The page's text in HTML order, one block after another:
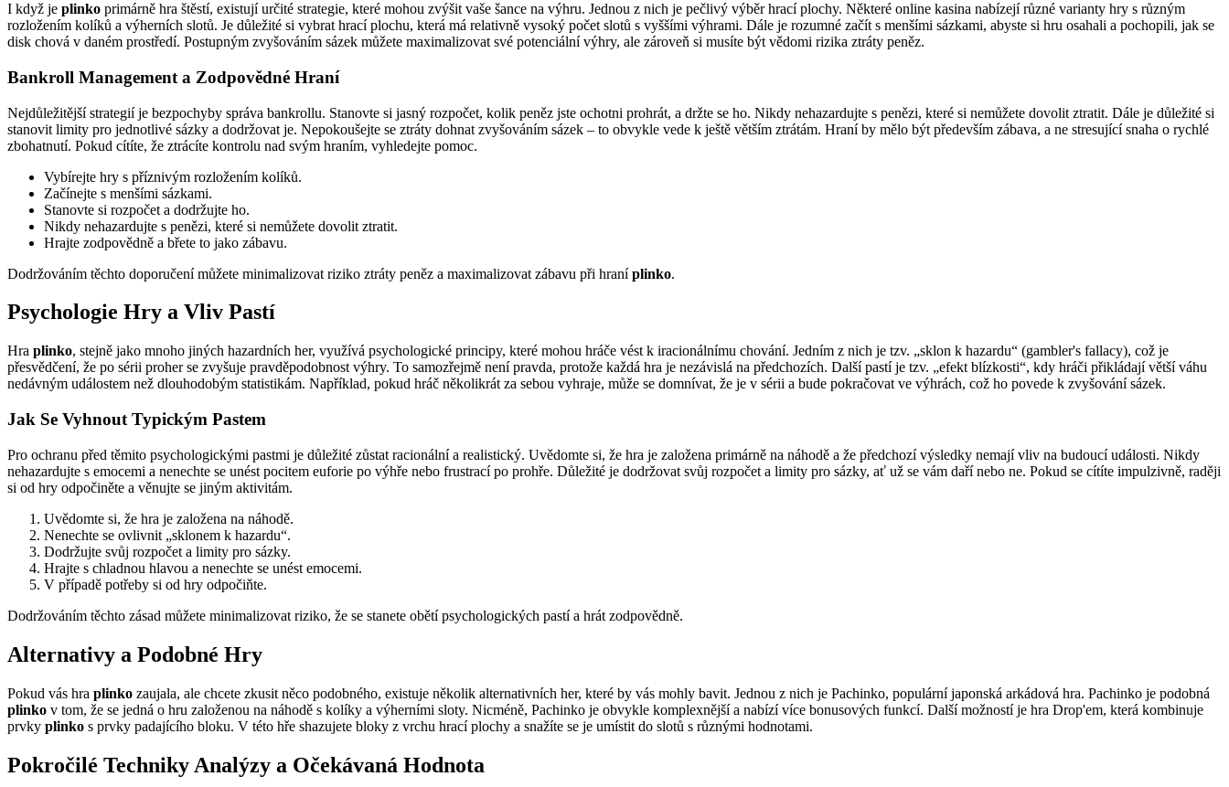
I když je plinko primárně hra štěstí, existují určité strategie, které mohou zvýšit vaše šance na výhru. Jednou z nich je pečlivý výběr hrací plochy. Některé online kasina nabízejí různé varianty hry s různým
rozložením kolíků a výherních slotů. Je důležité si vybrat hrací plochu, která má relativně vysoký počet slotů s vyššími výhrami. Dále je rozumné začít s menšími sázkami, abyste si hru osahali a pochopili, jak se
disk chová v daném prostředí. Postupným zvyšováním sázek můžete maximalizovat své potenciální výhry, ale zároveň si musíte být vědomi rizika ztráty peněz.
Bankroll Management a Zodpovědné Hraní
Nejdůležitější strategií je bezpochyby správa bankrollu. Stanovte si jasný rozpočet, kolik peněz jste ochotni prohrát, a držte se ho. Nikdy nehazardujte s penězi, které si nemůžete dovolit ztratit. Dále je důležité si
stanovit limity pro jednotlivé sázky a dodržovat je. Nepokoušejte se ztráty dohnat zvyšováním sázek – to obvykle vede k ještě větším ztrátám. Hraní by mělo být především zábava, a ne stresující snaha o rychlé
zbohatnutí. Pokud cítíte, že ztrácíte kontrolu nad svým hraním, vyhledejte pomoc.
Vybírejte hry s příznivým rozložením kolíků.
Začínejte s menšími sázkami.
Stanovte si rozpočet a dodržujte ho.
Nikdy nehazardujte s penězi, které si nemůžete dovolit ztratit.
Hrajte zodpovědně a břete to jako zábavu.
Dodržováním těchto doporučení můžete minimalizovat riziko ztráty peněz a maximalizovat zábavu při hraníplinko.
Psychologie Hry a Vliv Pastí
Hra plinko, stejně jako mnoho jiných hazardních her, využívá psychologické principy, které mohou hráče vést k iracionálnímu chování. Jedním z nich je tzv. „sklon k hazardu“ (gambler's fallacy), což je
přesvědčení, že po sérii proher se zvyšuje pravděpodobnost výhry. To samozřejmě není pravda, protože každá hra je nezávislá na předchozích. Další pastí je tzv. „efekt blízkosti“, kdy hráči přikládají větší váhu
nedávným událostem než dlouhodobým statistikám. Například, pokud hráč několikrát za sebou vyhraje, může se domnívat, že je v sérii a bude pokračovat ve výhrách, což ho povede k zvyšování sázek.
Jak Se Vyhnout Typickým Pastem
Pro ochranu před těmito psychologickými pastmi je důležité zůstat racionální a realistický. Uvědomte si, že hra je založena primárně na náhodě a že předchozí výsledky nemají vliv na budoucí události. Nikdy
nehazardujte s emocemi a nenechte se unést pocitem euforie po výhře nebo frustrací po prohře. Důležité je dodržovat svůj rozpočet a limity pro sázky, ať už se vám daří nebo ne. Pokud se cítíte impulzivně, raději
si od hry odpočiněte a věnujte se jiným aktivitám.
Uvědomte si, že hra je založena na náhodě.
Nenechte se ovlivnit „sklonem k hazardu“.
Dodržujte svůj rozpočet a limity pro sázky.
Hrajte s chladnou hlavou a nenechte se unést emocemi.
V případě potřeby si od hry odpočiňte.
Dodržováním těchto zásad můžete minimalizovat riziko, že se stanete obětí psychologických pastí a hrát zodpovědně.
Alternativy a Podobné Hry
Pokud vás hra plinko zaujala, ale chcete zkusit něco podobného, existuje několik alternativních her, které by vás mohly bavit. Jednou z nich je Pachinko, populární japonská arkádová hra. Pachinko je podobná
plinko v tom, že se jedná o hru založenou na náhodě s kolíky a výherními sloty. Nicméně, Pachinko je obvykle komplexnější a nabízí více bonusových funkcí. Další možností je hra Drop'em, která kombinuje
prvky plinko s prvky padajícího bloku. V této hře shazujete bloky z vrchu hrací plochy a snažíte se je umístit do slotů s různými hodnotami.
Pokročilé Techniky Analýzy a Očekávaná Hodnota